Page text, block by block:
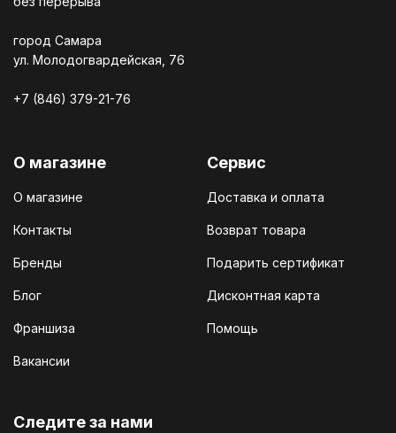
город Самара
ул. Молодогвардейская, 76
+7 (846) 379-21-76
О магазине
О магазине
Контакты
Бренды
Блог
Франшиза
Вакансии
Сервис
Доставка и оплата
Возврат товара
Подарить сертификат
Дисконтная карта
Помощь
Cледите за нами